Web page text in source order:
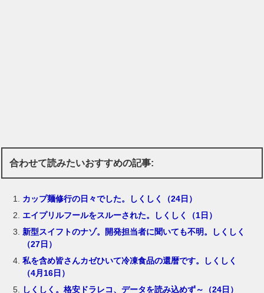
合わせて読みたいおすすめの記事:
カップ麺修行の日々でした。しくしく（24日）
エイプリルフールをスルーされた。しくしく（1日）
新型スイフトのナゾ。開発担当者に聞いても不明。しくしく
（27日）
私を含め皆さんカゼひいて冷凍食品の還暦です。しくしく
（4月16日）
しくしく。格安ドラレコ、データを読み込めず～（24日）